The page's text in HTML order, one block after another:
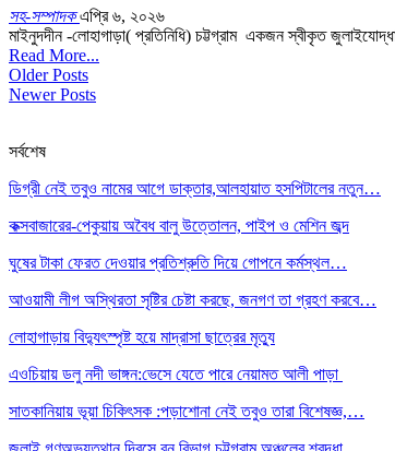
সহ-সম্পাদকএপ্রি ৬, ২০২৬
মাইনুদদীন -লোহাগাড়া( প্রতিনিধি) চট্টগ্রাম একজন স্বীকৃত
Read More...
Older Posts
Newer Posts
সর্বশেষ
ডিগ্রী নেই তবুও নামের আগে ডাক্তার,আলহায়াত হসপিটালের নতুন…
কক্সবাজারের-পেকুয়ায় অবৈধ বালু উত্তোলন, পাইপ ও মেশিন জব্দ
ঘুষের টাকা ফেরত দেওয়ার প্রতিশ্রুতি দিয়ে গোপনে কর্মস্থল…
আওয়ামী লীগ অস্থিরতা সৃষ্টির চেষ্টা করছে, জনগণ তা গ্রহণ করবে…
লোহাগাড়ায় বিদ্যুৎস্পৃষ্ট হয়ে মাদ্রাসা ছাত্রের মৃত্যু
এওচিয়ায় ডলু নদী ভাঙ্গন:ভেসে যেতে পারে নেয়ামত আলী পাড়া
সাতকানিয়ায় ভূয়া চিকিৎসক :পড়াশোনা নেই তবুও তারা বিশেষজ্ঞ,…